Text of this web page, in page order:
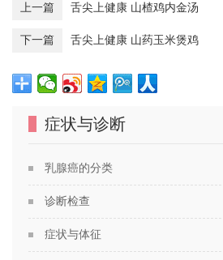
上一篇 舌尖上健康 山楂鸡内金汤
下一篇 舌尖上健康 山药玉米煲鸡
症状与诊断
乳腺癌的分类
诊断检查
症状与体征